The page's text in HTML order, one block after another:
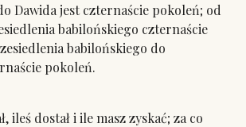
Dawida jest czternaście pokoleń; od
babilońskiego czternaście
babilońskiego do
pokoleń.
ileś dostał i ile masz zyskać; za co